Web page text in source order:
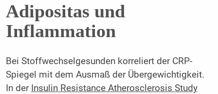
Adipositas und
Inflammation
Bei Stoffwechselgesunden korreliert der CRP-
Spiegel mit dem Ausmaß der Übergewichtigkeit.
In der Insulin Resistance Atherosclerosis Study